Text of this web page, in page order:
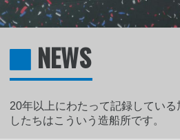
NEWS
20年以上にわたって記録してい
したちはこういう造船所です。